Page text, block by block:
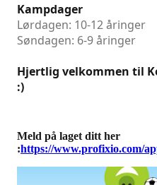
Kampdager
Lørdagen: 10-12 åringer
Søndagen: 6-9 åringer
Hjertlig velkommen til
:)
Meld på laget ditt her
:https://www.profixio.com/